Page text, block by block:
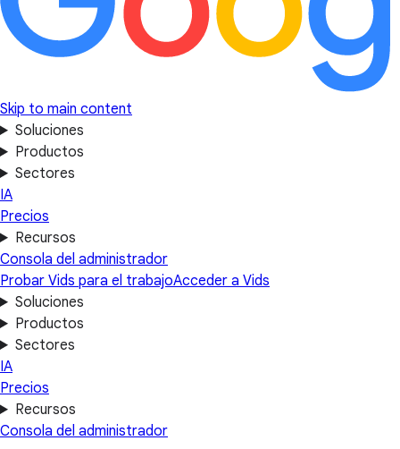
Skip to main content
Soluciones
Productos
Sectores
IA
Precios
Recursos
Consola del administrador
Probar Vids para el trabajoAcceder a Vids
Soluciones
Productos
Sectores
IA
Precios
Recursos
Consola del administrador